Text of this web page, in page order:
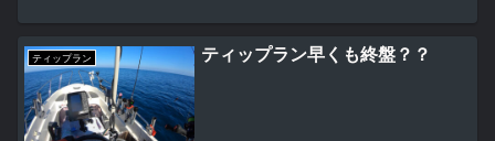
ティップラン ティップラン早くも終盤？？